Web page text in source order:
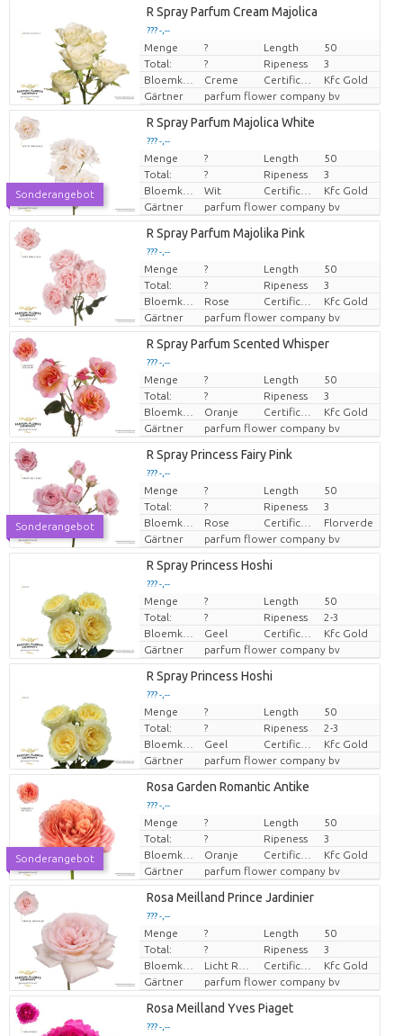
R Spray Parfum Cream Majolica
??? -,--
Preis pro Stück
Menge ? Length
50
Total:
? Ripeness
3
Bloemkleur
Creme
Kfc Gold
Gärtner
parfum flower company bv
Sonderangebot
R Spray Parfum Majolica White
??? -,--
Preis pro Stück
Menge ? Length
50
Total:
? Ripeness
3
Bloemkleur
Wit
Kfc Gold
Gärtner
parfum flower company bv
R Spray Parfum Majolika Pink
??? -,--
Preis pro Stück
Menge ? Length
50
Total:
? Ripeness
3
Bloemkleur
Rose
Kfc Gold
Gärtner
parfum flower company bv
R Spray Parfum Scented Whisper
??? -,--
Preis pro Stück
Menge ? Length
50
Total:
? Ripeness
3
Bloemkleur
Oranje
Kfc Gold
Gärtner
parfum flower company bv
Sonderangebot
R Spray Princess Fairy Pink
??? -,--
Preis pro Stück
Menge ? Length
50
Total:
? Ripeness
3
Bloemkleur
Rose
Florverde
Gärtner
parfum flower company bv
R Spray Princess Hoshi
??? -,--
Preis pro Stück
Menge ? Length
50
Total:
? Ripeness
2-3
Bloemkleur
Geel
Kfc Gold
Gärtner
parfum flower company bv
R Spray Princess Hoshi
??? -,--
Preis pro Stück
Menge ? Length
50
Total:
? Ripeness
2-3
Bloemkleur
Geel
Kfc Gold
Gärtner
parfum flower company bv
Sonderangebot
Rosa Garden Romantic Antike
??? -,--
Preis pro Stück
Menge ? Length
50
Total:
? Ripeness
3
Bloemkleur
Oranje
Kfc Gold
Gärtner
parfum flower company bv
Rosa Meilland Prince Jardinier
??? -,--
Preis pro Stück
Menge ? Length
50
Total:
? Ripeness
3
Bloemkleur
Kfc Gold
Gärtner
parfum flower company bv
Rosa Meilland Yves Piaget
??? -,--